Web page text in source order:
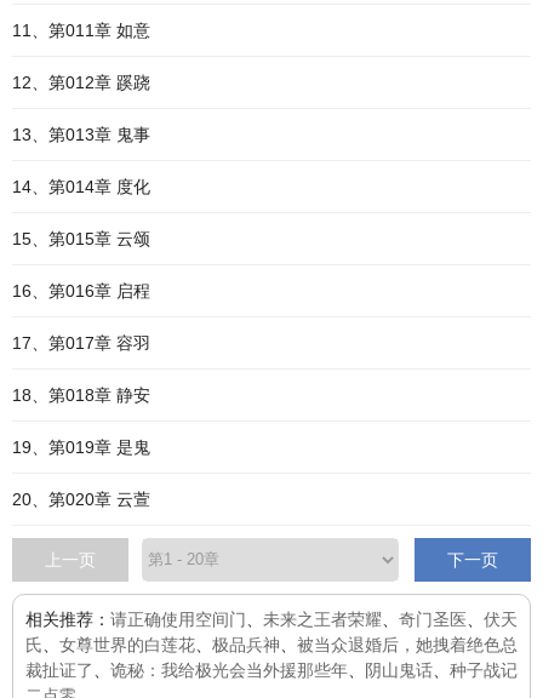
11、第011章 如意
12、第012章 蹊跷
13、第013章 鬼事
14、第014章 度化
15、第015章 云颂
16、第016章 启程
17、第017章 容羽
18、第018章 静安
19、第019章 是鬼
20、第020章 云萱
上一页 下一页
相关推荐： 请正确使用空间门 未来之王者荣耀 奇门圣医
伏天
氏
女尊世界的白莲花 极品兵神
被当众退婚后，她拽着绝色总
裁扯证了
诡秘：我给极光会当外援那些年 阴山鬼话
种子战记